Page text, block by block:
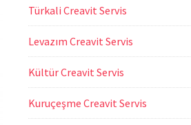
Türkali Creavit Servis
Levazım Creavit Servis
Kültür Creavit Servis
Kuruçeşme Creavit Servis